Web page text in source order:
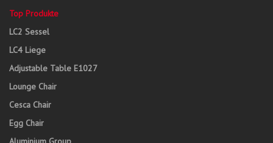
Top Produkte
LC2 Sessel
LC4 Liege
Adjustable Table E1027
Lounge Chair
Cesca Chair
Egg Chair